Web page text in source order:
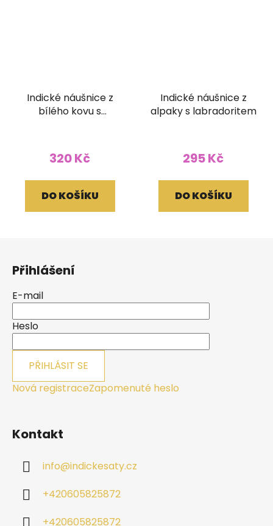
Indické náušnice z
bílého kovu s
320 Kč
DO KOŠÍKU
Indické náušnice z
alpaky s labradoritem
295 Kč
DO KOŠÍKU
Přihlášení
E-mail
Heslo
PŘIHLÁSIT SE
Nová registraceZapomenuté heslo
Kontakt
info@indickesaty.cz
+420605825872
+420605825872